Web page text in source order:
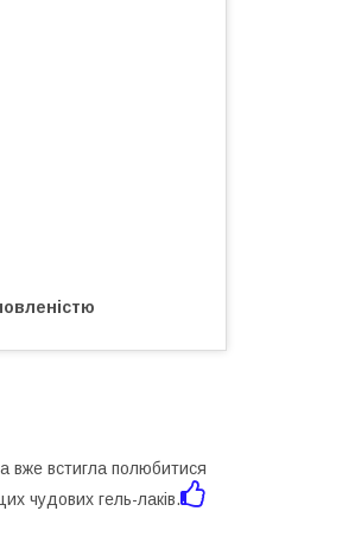
вже встигла полюбитися
чудових гель-лаків.